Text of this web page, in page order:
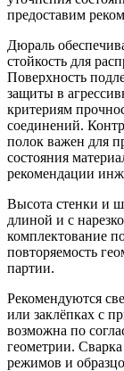
предоставим
Дюраль
стойкость для
Поверхность
защиты в
критериям
соединений.
полок важен для
состояния
рекомендации
Высота стенки и
длиной и с
комплектование
повторяемость
партии.
Рекомендуются
или заклёпках с
возможна по
геометрии.
режимов и